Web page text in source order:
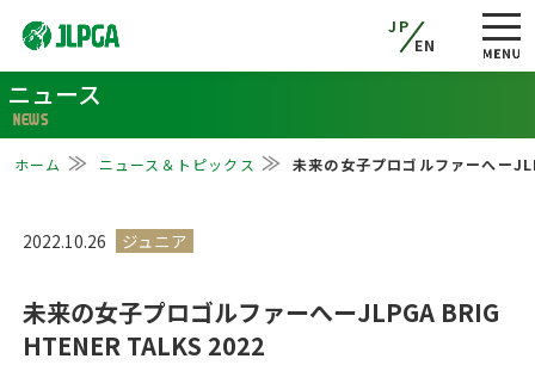
JP
EN
ニュース
NEWS
ホーム ニュース＆トピックス 未来の女子プロゴルファーへー
2022.10.26
未来の女子プロゴルファーへーJLPGA BRIG
HTENER TALKS 2022